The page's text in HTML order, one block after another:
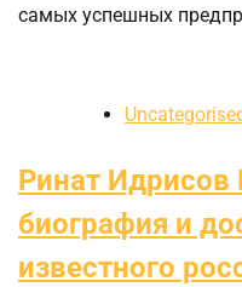
самых успешных
Ринат
биография и
известного